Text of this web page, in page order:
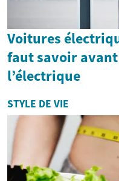
Voitures
faut savoir avant
l’électrique
STYLE DE VIE